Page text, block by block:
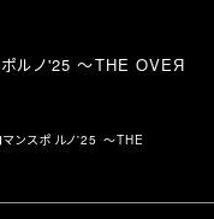
ポルノ'25 ～THE OVEЯ
ンスポルノ'25 ～THE